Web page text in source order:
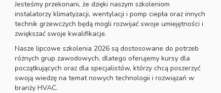
Jesteśmy przekonani, że dzięki naszym szkoleniom
instalatorzy klimatyzacji, wentylacji i pomp ciepła oraz innych
technik grzewczych będą mogli rozwijać swoje umiejętności i
zwiększać swoje kwalifikacje.
Nasze lipcowe szkolenia 2026 są dostosowane do potrzeb
różnych grup zawodowych, dlatego oferujemy kursy dla
początkujących oraz dla specjalistów, którzy chcą poszerzyć
swoją wiedzę na temat nowych technologii i rozwiązań w
branży HVAC.